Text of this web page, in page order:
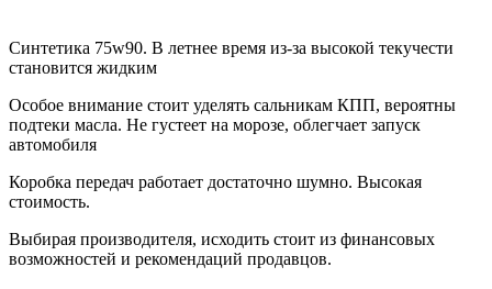
Синтетика 75w90. В летнее время из-за высокой текучести
становится жидким
Особое внимание стоит уделять сальникам КПП, вероятны
подтеки масла. Не густеет на морозе, облегчает запуск
автомобиля
Коробка передач работает достаточно шумно. Высокая
стоимость.
Выбирая производителя, исходить стоит из финансовых
возможностей и рекомендаций продавцов.